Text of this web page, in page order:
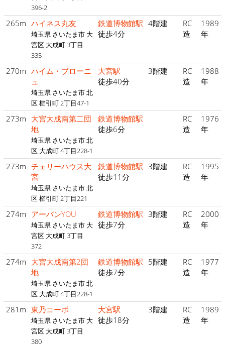
396-2
265m ハイネス丸友
埼玉県 さいたま市 大
宮区 大成町 3丁目
335
鉄道博物館駅
徒歩4分
4階建
RC
造
1989
年
270m ハイム・ブローニ
ュ
埼玉県 さいたま市 北
区 櫛引町 2丁目47-1
大宮駅
徒歩40分
3階建
RC
造
1988
年
273m 大宮大成南第二団
地
埼玉県 さいたま市 北
区 大成町 4丁目228-1
鉄道博物館駅
徒歩6分
RC
造
1976
年
273m チェリーハウス大
宮
埼玉県 さいたま市 北
区 櫛引町 2丁目221
鉄道博物館駅
徒歩11分
3階建
RC
造
1995
年
274m アーバンYOU
埼玉県 さいたま市 大
宮区 大成町 3丁目
372
鉄道博物館駅
徒歩7分
3階建
RC
造
2000
年
274m 大宮大成南第2団
地
埼玉県 さいたま市 北
区 大成町 4丁目228-1
鉄道博物館駅
徒歩7分
5階建
RC
造
1977
年
281m 東乃コーポ
埼玉県 さいたま市 大
宮区 大成町 3丁目
380
大宮駅
徒歩18分
3階建
RC
造
1989
年